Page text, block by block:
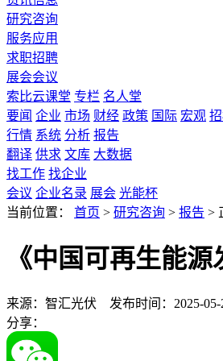
研究咨询
服务应用
求职招聘
展会会议
索比云课堂 专栏 名人堂
要闻 企业 市场 财经 政策 国际 宏观
行情 系统 分析 报告
翻译 供求 文库 大数据
找工作 找企业
会议 企业名录 展会 光能杯
当前位置：
首页 > 研究咨询 > 报告 >
《中国可再生能
来源：智汇光伏
发布时间：2025-05-
分享：